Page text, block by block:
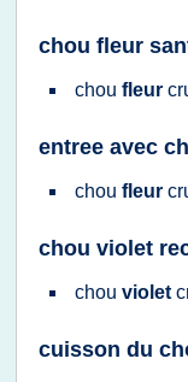
chou fleur
chou fleur
entree avec
chou fleur
chou violet
chou violet
cuisson du